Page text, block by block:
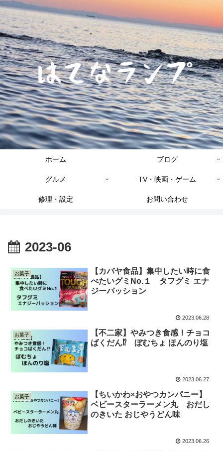
ホーム ブログ
グルメ TV・映画・ゲーム
修理・設定 お問い合わせ
2023-06
お菓子
【カバヤ食品】集中したい時に食
べたいグミNo.１ タフグミ エナ
ジーパッション
2023.06.28
お菓子
【不二家】やみつき食感！チョコ
ばくだん⁉︎ ぼむちょ ほんのり塩
2023.06.27
お菓子
【ちいかわ×おやつカンパニー】
ベビースターラーメン丸 おだし
のきいた おじやうどん味
2023.06.26